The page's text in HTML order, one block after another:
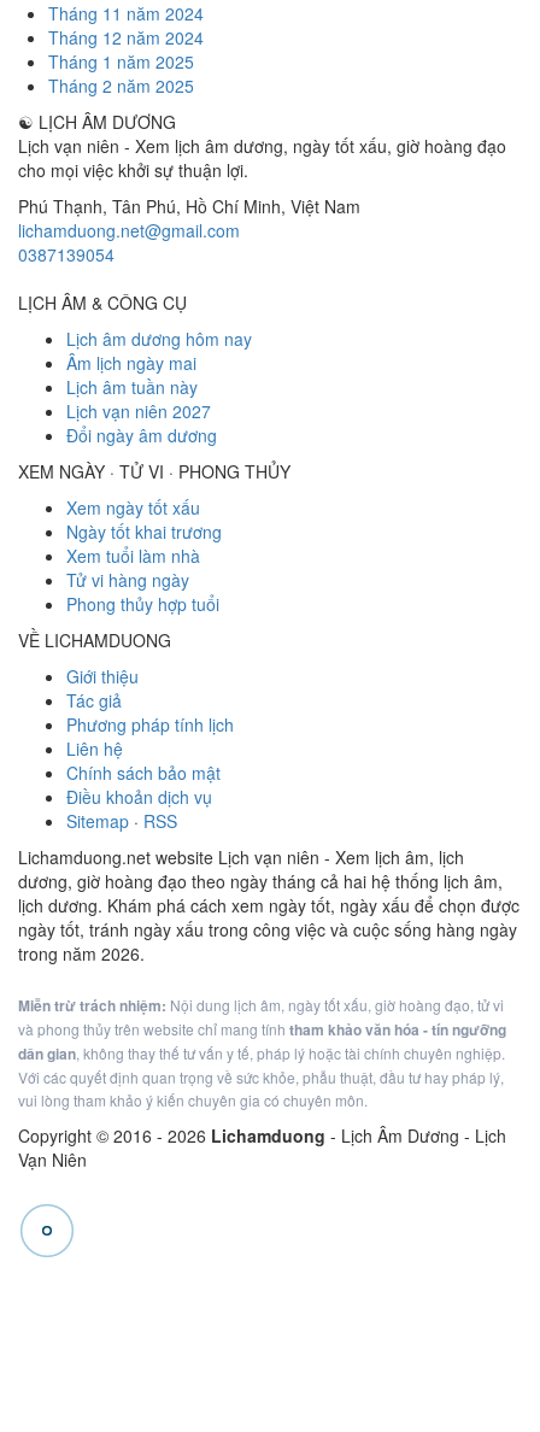
Tháng 11 năm 2024
Tháng 12 năm 2024
Tháng 1 năm 2025
Tháng 2 năm 2025
☯ LỊCH ÂM DƯƠNG
Lịch vạn niên - Xem lịch âm dương, ngày tốt xấu, giờ hoàng đạo
cho mọi việc khởi sự thuận lợi.
Phú Thạnh, Tân Phú, Hồ Chí Minh, Việt Nam
lichamduong.net@gmail.com
0387139054
LỊCH ÂM & CÔNG CỤ
Lịch âm dương hôm nay
Âm lịch ngày mai
Lịch âm tuần này
Lịch vạn niên 2027
Đổi ngày âm dương
XEM NGÀY · TỬ VI · PHONG THỦY
Xem ngày tốt xấu
Ngày tốt khai trương
Xem tuổi làm nhà
Tử vi hàng ngày
Phong thủy hợp tuổi
VỀ LICHAMDUONG
Giới thiệu
Tác giả
Phương pháp tính lịch
Liên hệ
Chính sách bảo mật
Điều khoản dịch vụ
Sitemap · RSS
Lichamduong.net website Lịch vạn niên - Xem lịch âm, lịch
dương, giờ hoàng đạo theo ngày tháng cả hai hệ thống lịch âm,
lịch dương. Khám phá cách xem ngày tốt, ngày xấu để chọn được
ngày tốt, tránh ngày xấu trong công việc và cuộc sống hàng ngày
trong năm 2026.
Miễn trừ trách nhiệm: Nội dung lịch âm, ngày tốt xấu, giờ hoàng đạo, tử vi
và phong thủy trên website chỉ mang tính tham khảo văn hóa - tín ngưỡng
dân gian, không thay thế tư vấn y tế, pháp lý hoặc tài chính chuyên nghiệp.
Với các quyết định quan trọng về sức khỏe, phẫu thuật, đầu tư hay pháp lý,
vui lòng tham khảo ý kiến chuyên gia có chuyên môn.
Copyright © 2016 - 2026 Lichamduong - Lịch Âm Dương - Lịch
Vạn Niên